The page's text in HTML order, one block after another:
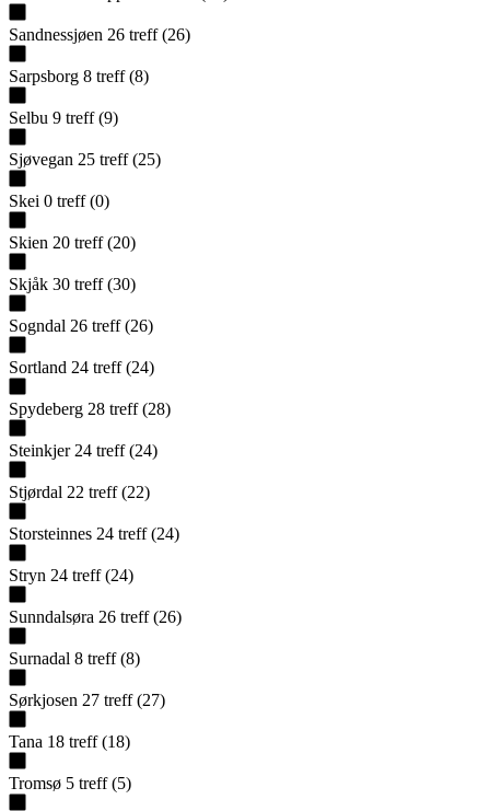
Sandnessjøen 26 treff (26)
Sarpsborg 8 treff (8)
Selbu 9 treff (9)
Sjøvegan 25 treff (25)
Skei 0 treff (0)
Skien 20 treff (20)
Skjåk 30 treff (30)
Sogndal 26 treff (26)
Sortland 24 treff (24)
Spydeberg 28 treff (28)
Steinkjer 24 treff (24)
Stjørdal 22 treff (22)
Storsteinnes 24 treff (24)
Stryn 24 treff (24)
Sunndalsøra 26 treff (26)
Surnadal 8 treff (8)
Sørkjosen 27 treff (27)
Tana 18 treff (18)
Tromsø 5 treff (5)